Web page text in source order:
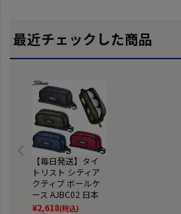
最近チェックした商品
【毎日発送】タイ
トリスト シティア
クティブ ボールケ
ース AJBC02 日本
正規品
¥2,618(税込)